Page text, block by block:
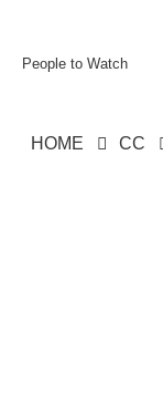
People to Watch
HOME CC